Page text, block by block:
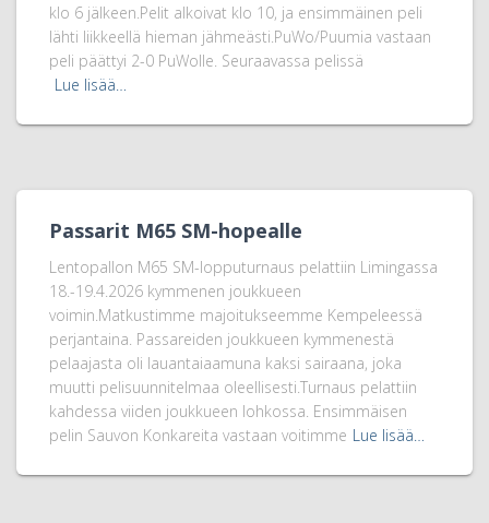
klo 6 jälkeen.Pelit alkoivat klo 10, ja ensimmäinen peli
lähti liikkeellä hieman jähmeästi.PuWo/Puumia vastaan
peli päättyi 2-0 PuWolle. Seuraavassa pelissä
Lue lisää…
Passarit M65 SM-hopealle
Lentopallon M65 SM-lopputurnaus pelattiin Limingassa
18.-19.4.2026 kymmenen joukkueen
voimin.Matkustimme majoitukseemme Kempeleessä
perjantaina. Passareiden joukkueen kymmenestä
pelaajasta oli lauantaiaamuna kaksi sairaana, joka
muutti pelisuunnitelmaa oleellisesti.Turnaus pelattiin
kahdessa viiden joukkueen lohkossa. Ensimmäisen
pelin Sauvon Konkareita vastaan voitimme Lue lisää…